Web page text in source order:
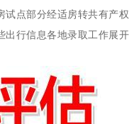
试点部分经适房转共有产权
出行信息各地录取工作展开